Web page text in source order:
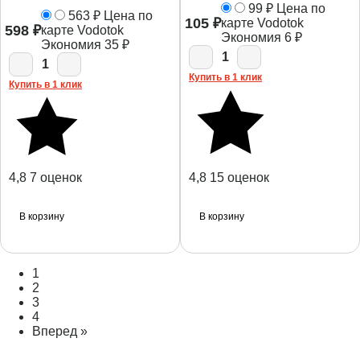
598 ₽
563 ₽ Цена по
карте Vodotok
Экономия 35 ₽
1
Купить в 1 клик
4,8 7 оценок
В корзину
105 ₽
99 ₽ Цена по
карте Vodotok
Экономия 6 ₽
1
Купить в 1 клик
4,8 15 оценок
В корзину
1
2
3
4
Вперед »